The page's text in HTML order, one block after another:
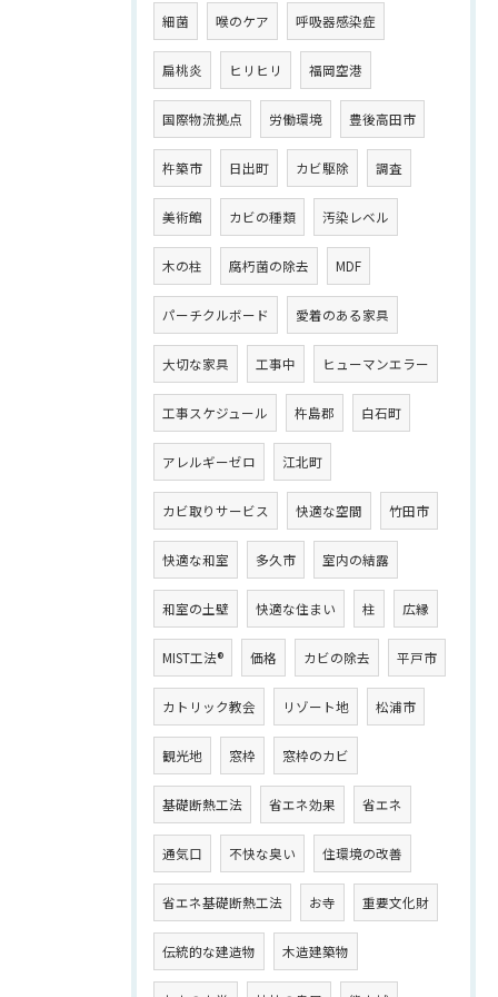
細菌 喉のケア 呼吸器感染症
扁桃炎 ヒリヒリ 福岡空港
国際物流拠点 労働環境 豊後高田市
杵築市 日出町 カビ駆除 調査
美術館 カビの種類 汚染レベル
木の柱 腐朽菌の除去 MDF
パーチクルボード 愛着のある家具
大切な家具 工事中 ヒューマンエラー
工事スケジュール 杵島郡 白石町
アレルギーゼロ 江北町
カビ取りサービス 快適な空間 竹田市
快適な和室 多久市 室内の結露
和室の土壁 快適な住まい 柱 広縁
MIST工法® 価格 カビの除去 平戸市
カトリック教会 リゾート地 松浦市
観光地 窓枠 窓枠のカビ
基礎断熱工法 省エネ効果 省エネ
通気口 不快な臭い 住環境の改善
省エネ基礎断熱工法 お寺 重要文化財
伝統的な建造物 木造建築物